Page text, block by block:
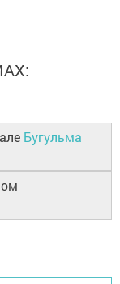
Бугульма